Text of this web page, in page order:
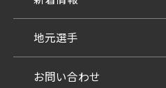
地元選手
お問い合わせ